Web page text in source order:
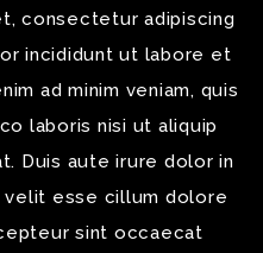
consectetur adipiscing
incididunt ut labore et
ad minim veniam, quis
laboris nisi ut aliquip
Duis aute irure dolor in
esse cillum dolore
sint occaecat